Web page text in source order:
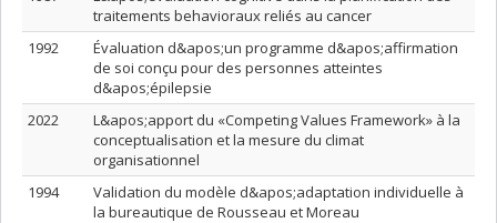
traitements behavioraux reliés au cancer
1992
Évaluation d&apos;un programme d&apos;affirmation
de soi conçu pour des personnes atteintes
d&apos;épilepsie
2022
L&apos;apport du «Competing Values Framework» à la
conceptualisation et la mesure du climat
organisationnel
1994
Validation du modèle d&apos;adaptation individuelle à
la bureautique de Rousseau et Moreau